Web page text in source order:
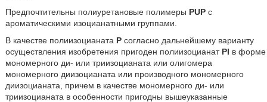
Предпочтительны полиуретановые полимеры PUPс
ароматическими изоцианатными группами.
В качестве полиизоцианата Рсогласно дальнейшему варианту
осуществления изобретения пригоден полиизоцианат PI в форме
мономерного ди- или триизоцианата или олигомера
мономерного диизоцианата или производного мономерного
диизоцианата, причем в качестве мономерного ди- или
триизоцианата в особенности пригодны вышеуказанные